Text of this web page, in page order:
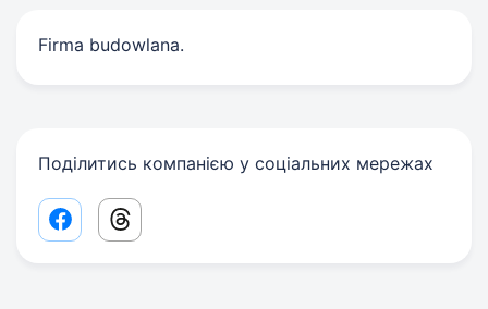
Firma budowlana.
Поділитись компанією у соціальних мережах
Facebook share link
Threads share link